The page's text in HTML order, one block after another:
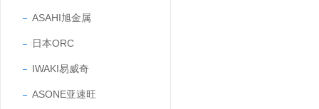
ASAHI旭金属
日本ORC
IWAKI易威奇
ASONE亚速旺